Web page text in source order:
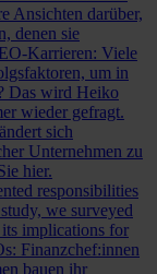
Ansichten darüber,
denen sie
Karrieren: Viele
um in
Das wird Heiko
wieder gefragt.
sich
Unternehmen zu
hier.
responsibilities
we surveyed
implications for
Finanzchef:innen
bauen ihr